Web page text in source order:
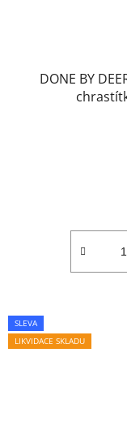
DONE BY
SLEVA
LIKVIDACE SKLADU